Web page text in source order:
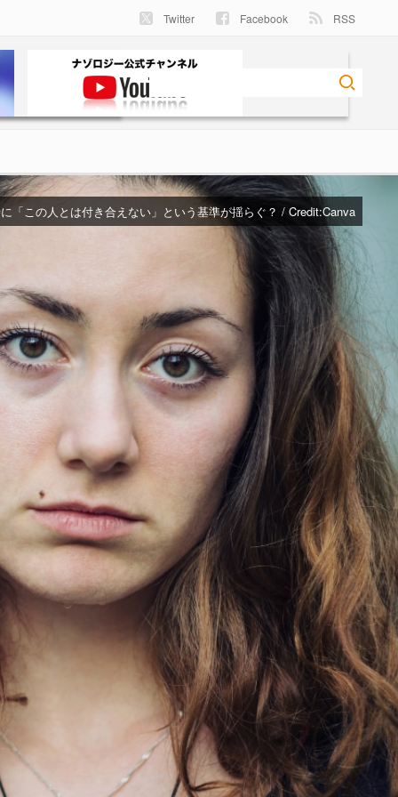
Twitter Facebook RSS
「この人とは付き合えない」という基準が揺らぐ？ / Credit:Canva